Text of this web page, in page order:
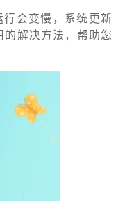
行会变慢，系统更新
解决方法，帮助您